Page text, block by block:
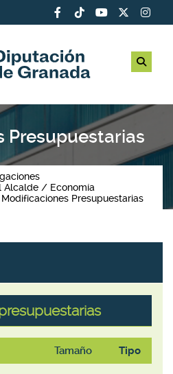
Presupuestarias
Alcalde
Economía
Modificaciones Presupuestarias
Tamaño Tipo